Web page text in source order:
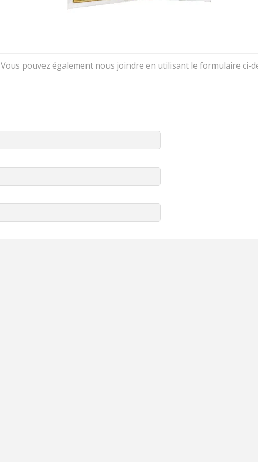
Vous pouvez également nous joindre en utilisant le formulaire ci-